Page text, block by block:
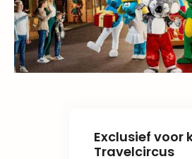
Exclusief voor
Travelcircus